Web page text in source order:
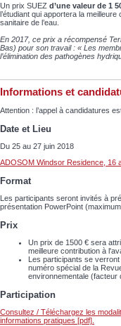
Un prix SUEZ d’une valeur de 1
l’étudiant qui apportera la
sanitaire de l’eau.
En 2017, ce prix a récompensé
Bas) pour son travail : « Les
l’élimination des pathogènes
Informations et
Attention : l’appel à candidatures
Date et Lieu
Du 25 au 27 juin 2018
ADOSOM Windsor Residence, 16
Format
Les participants seront invités à
présentation PowerPoint
Prix
Un prix de 1500 € sera
meilleure contribution à
Les participants se
numéro spécial de la
environnementale (facteur
Participation
Consultez / Téléchargez les
informations pratiques [pdf].